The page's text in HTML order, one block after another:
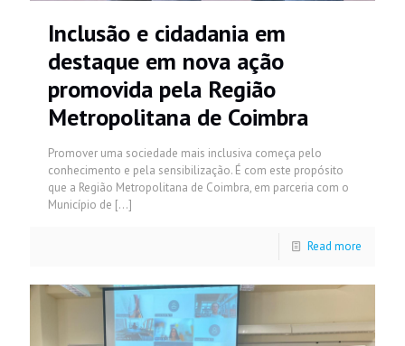
Inclusão e cidadania em
destaque em nova ação
promovida pela Região
Metropolitana de Coimbra
Promover uma sociedade mais inclusiva começa pelo
conhecimento e pela sensibilização. É com este propósito
que a Região Metropolitana de Coimbra, em parceria com o
Município de […]
Read more